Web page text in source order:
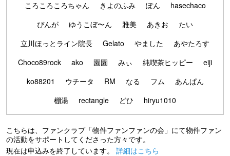
ころころころちゃん
きよのふみ ぽん
hasechaco
ぴんが
ゆうこぼ〜ん 雅美 あきお
たい
立川ほっとライン院長
Gelato やました
あやたろす
Choco89rock
ako 園園 みぃ 純喫茶ヒッピー
eiji
ko88201
ウチータ RM なる フム
あんぱん
棚湯
rectangle どひ hiryu1010
こちらは、ファンクラブ「物件ファンファンの会」にて物件ファン
の活動をサポートしてくださった方々です。
現在は申込みを終了しています。 詳細はこちら